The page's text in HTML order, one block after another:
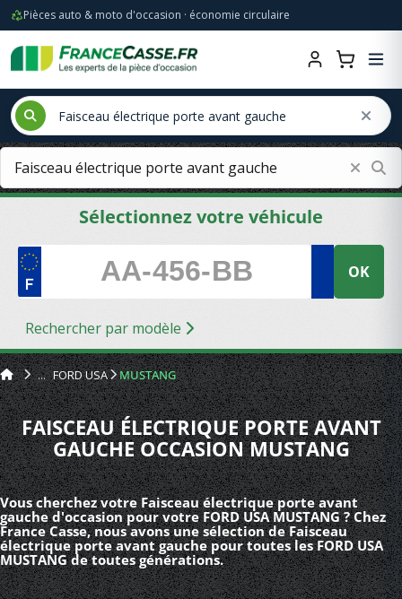
Pièces auto & moto d'occasion · économie circulaire
Sélectionnez votre véhicule
OK
Rechercher par modèle
FORD USA MUSTANG
FAISCEAU ÉLECTRIQUE PORTE AVANT
GAUCHE OCCASION MUSTANG
Vous cherchez votre Faisceau électrique porte avant
gauche d'occasion pour votre FORD USA MUSTANG ? Chez
France Casse, nous avons une sélection de Faisceau
électrique porte avant gauche pour toutes les FORD USA
MUSTANG de toutes générations.